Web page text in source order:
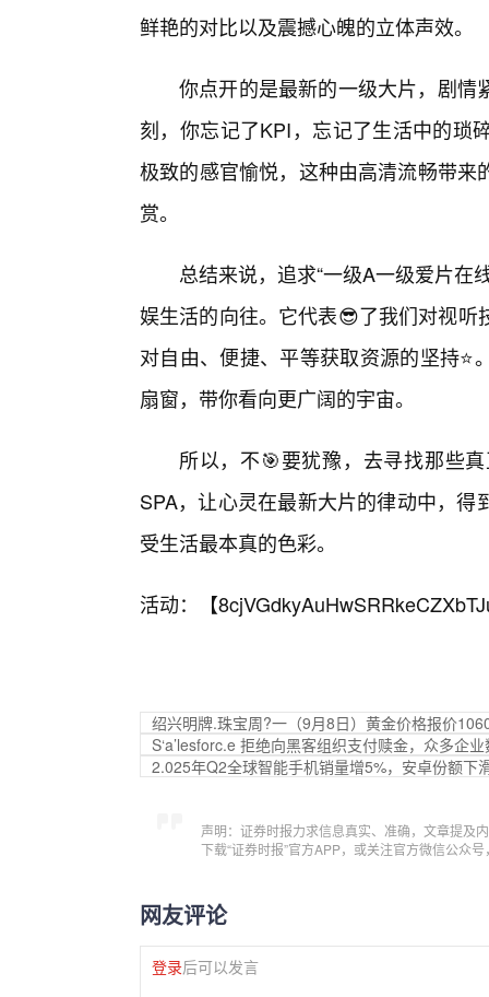
鲜艳的对比以及震撼心魄的立体声效。
你点开的是最新的一级大片，剧情
刻，你忘记了KPI，忘记了生活中的琐
极致的感官愉悦，这种由高清流畅带
赏。
总结来说，追求“一级A一级爱片在
娱生活的向往。它代表😎了我们对视
对自由、便捷、平等获取资源的坚持
扇窗，带你看向更广阔的宇宙。
所以，不🎯要犹豫，去寻找那些
SPA，让心灵在最新大片的律动中，
受生活最本真的色彩。
活动：【
绍兴明牌.珠宝周?一（9月8日）黄金价格报价
S‘a’lesforc.e 拒绝向黑客组织支付赎金，众多企
2.025年Q2全球智能手机销量增5%，安卓份额下
声明：证券时报力求信息真实、准确，文章提及
下载“证券时报”官方APP，或关注官方微信公众
网友评论
登录后可以发言